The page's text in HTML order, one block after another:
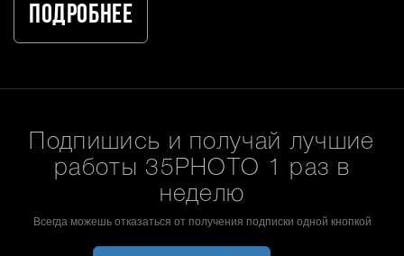
Подробнее
Подпишись и получай лучшие
работы 35PHOTO 1 раз в
неделю
Всегда можешь отказаться от получения подписки одной кнопкой